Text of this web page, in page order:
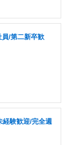
/第二新卒歓
経験歓迎/完全週